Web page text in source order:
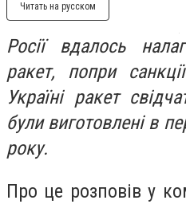
Читать на русском
Росії вдалось
ракет, попри
Україні ракет
були виготовлені в
року.
Про це розповів у